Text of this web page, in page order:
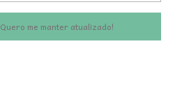
Quero me manter atualizado!